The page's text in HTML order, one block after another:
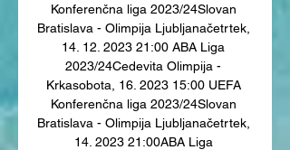
Konferenčna liga 2023/24Slovan
Bratislava - Olimpija Ljubljanačetrtek,
14. 12. 2023 21:00 ABA Liga
2023/24Cedevita Olimpija -
Krkasobota, 16. 2023 15:00 UEFA
Konferenčna liga 2023/24Slovan
Bratislava - Olimpija Ljubljanačetrtek,
14. 2023 21:00ABA Liga